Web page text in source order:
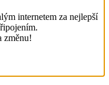
internetem za nejlepší
změnu!